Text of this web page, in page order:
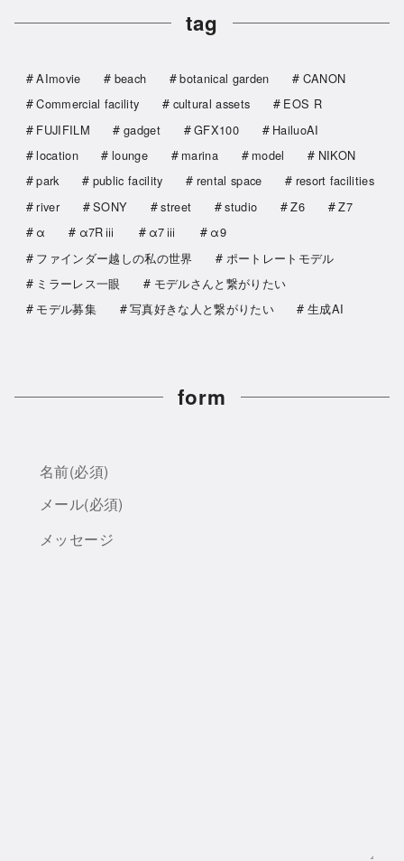
tag
AImovie beach botanical garden
CANON
Commercial facility
cultural assets
EOS R
FUJIFILM
gadget GFX100
HailuoAI
location
lounge marina model
NIKON
park
public facility rental space
resort facilities
river
SONY street studio Z6
Z7
α
α7Rⅲ α7ⅲ
α9
ファインダー越しの私の世界
ポートレートモデル
ミラーレス一眼
モデルさんと繋がりたい
モデル募集
写真好きな人と繋がりたい 生成AI
form
名前(必須)
メール(必須)
メッセージ